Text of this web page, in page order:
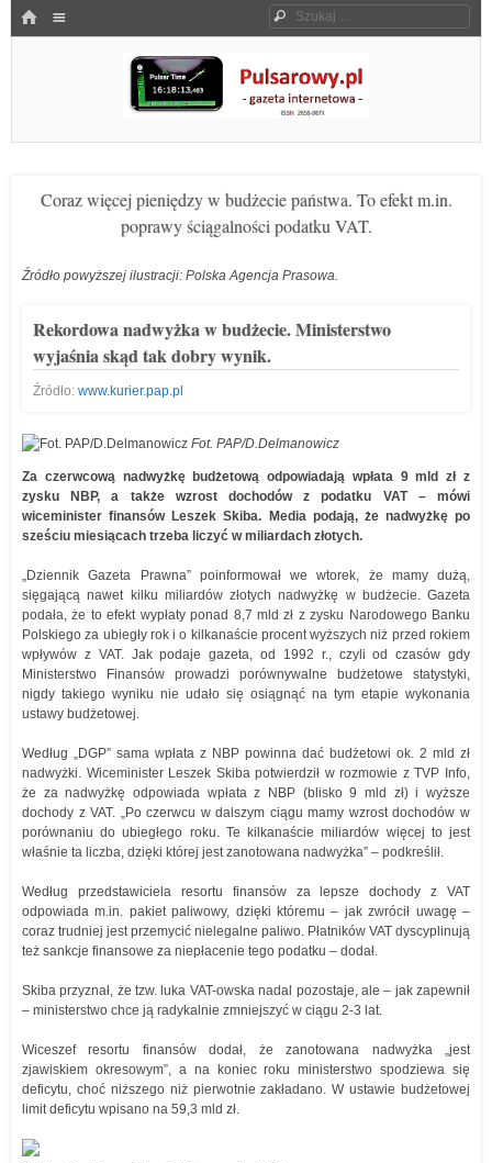
HOME Szukaj
Pulsarowy.pl
Coraz więcej pieniędzy w budżecie państwa. To efekt m.in.
poprawy ściągalności podatku VAT.
Źródło powyższej ilustracji: Polska Agencja Prasowa.
Rekordowa nadwyżka w budżecie. Ministerstwo
wyjaśnia skąd tak dobry wynik.
Źródło: www.kurier.pap.pl
Fot. PAP/D.Delmanowicz
Za czerwcową nadwyżkę budżetową odpowiadają wpłata 9 mld zł z
zysku NBP, a także wzrost dochodów z podatku VAT – mówi
wiceminister finansów Leszek Skiba. Media podają, że nadwyżkę po
sześciu miesiącach trzeba liczyć w miliardach złotych.
„Dziennik Gazeta Prawna” poinformował we wtorek, że mamy dużą,
sięgającą nawet kilku miliardów złotych nadwyżkę w budżecie. Gazeta
podała, że to efekt wypłaty ponad 8,7 mld zł z zysku Narodowego Banku
Polskiego za ubiegły rok i o kilkanaście procent wyższych niż przed rokiem
wpływów z VAT. Jak podaje gazeta, od 1992 r., czyli od czasów gdy
Ministerstwo Finansów prowadzi porównywalne budżetowe statystyki,
nigdy takiego wyniku nie udało się osiągnąć na tym etapie wykonania
ustawy budżetowej.
Według „DGP” sama wpłata z NBP powinna dać budżetowi ok. 2 mld zł
nadwyżki. Wiceminister Leszek Skiba potwierdził w rozmowie z TVP Info,
że za nadwyżkę odpowiada wpłata z NBP (blisko 9 mld zł) i wyższe
dochody z VAT. „Po czerwcu w dalszym ciągu mamy wzrost dochodów w
porównaniu do ubiegłego roku. Te kilkanaście miliardów więcej to jest
właśnie ta liczba, dzięki której jest zanotowana nadwyżka” – podkreślił.
Według przedstawiciela resortu finansów za lepsze dochody z VAT
odpowiada m.in. pakiet paliwowy, dzięki któremu – jak zwrócił uwagę –
coraz trudniej jest przemycić nielegalne paliwo. Płatników VAT dyscyplinują
też sankcje finansowe za niepłacenie tego podatku – dodał.
Skiba przyznał, że tzw. luka VAT-owska nadal pozostaje, ale – jak zapewnił
– ministerstwo chce ją radykalnie zmniejszyć w ciągu 2-3 lat.
Wiceszef resortu finansów dodał, że zanotowana nadwyżka „jest
zjawiskiem okresowym”, a na koniec roku ministerstwo spodziewa się
deficytu, choć niższego niż pierwotnie zakładano. W ustawie budżetowej
limit deficytu wpisano na 59,3 mld zł.